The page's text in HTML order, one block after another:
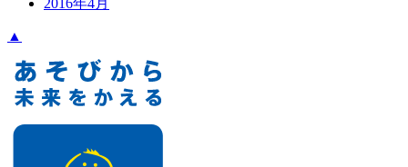
2016年4月
▲